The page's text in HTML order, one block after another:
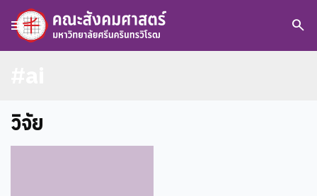
menu search
วิจัย